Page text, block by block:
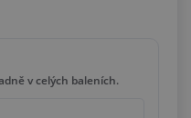
v celých baleních.